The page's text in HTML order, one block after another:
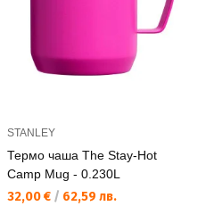
STANLEY
Термо чаша The Stay-Hot
Camp Mug - 0.230L
Текуща цена:
32,00 € / 62,59 лв.